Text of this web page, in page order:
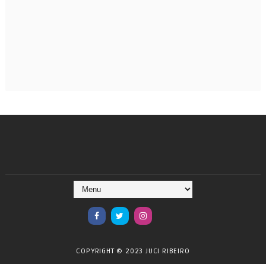
COPYRIGHT © 2023 JUCI RIBEIRO